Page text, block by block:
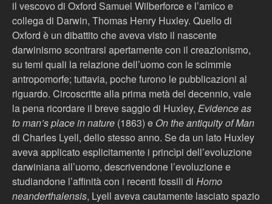
il vescovo di Oxford Samuel Wilberforce e l’amico e
collega di Darwin, Thomas Henry Huxley. Quello di
Oxford è un dibattito che aveva visto il nascente
darwinismo scontrarsi apertamente con il creazionismo,
su temi quali la relazione dell’uomo con le scimmie
antropomorfe; tuttavia, poche furono le pubblicazioni al
riguardo. Circoscritte alla prima metà del decennio, vale
la pena ricordare il breve saggio di Huxley, Evidence as
to man’s place in nature (1863) e On the antiquity of Man
di Charles Lyell, dello stesso anno. Se da un lato Huxley
aveva applicato esplicitamente i princìpi dell’evoluzione
darwiniana all’uomo, descrivendone l’evoluzione e
studiandone l’affinità con i recenti fossili di Homo
neanderthalensis, Lyell aveva cautamente lasciato spazio